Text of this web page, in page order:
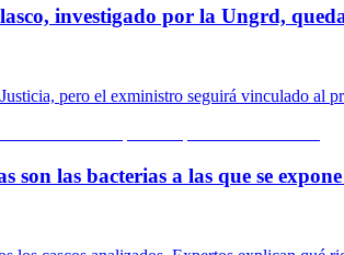
investigado por la Ungrd,
pero el exministro seguirá vinculado al
son las bacterias a las que se expone